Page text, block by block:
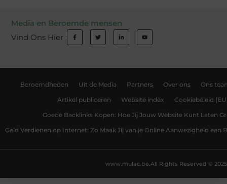
Media en Beroemde mensen
Vind Ons Hier :
Beroemdheden Uit de Media Partners Over ons Ons
Artikel publiceren Website index Cookiebeleid
Goede Backlinks Kopen: Hoe Jij Jouw Website Kunt Laten
Geld Verdienen op Internet: Zo Maak Jij van je Online Aanwezigheid een
All Rights Reserved © 2025
www.mulac.be.